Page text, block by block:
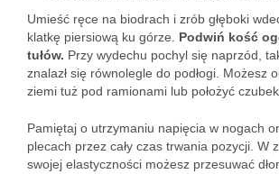
Umieść ręce na biodrach i zrób głęboki
klatkę piersiową ku górze. Podwiń kość
tułów. Przy wydechu pochyl się naprzód,
znalazł się równolegle do podłogi. Możesz
ziemi tuż pod ramionami lub położyć czubek
Pamiętaj o utrzymaniu napięcia w nogach
plecach przez cały czas trwania pozycji. W
swojej elastyczności możesz przesuwać